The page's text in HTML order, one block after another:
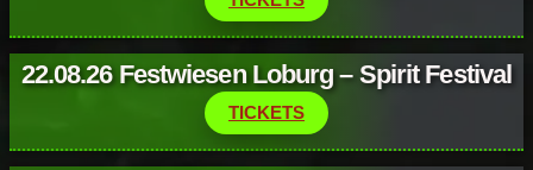
22.08.26 Festwiesen Loburg – Spirit Festival
TICKETS